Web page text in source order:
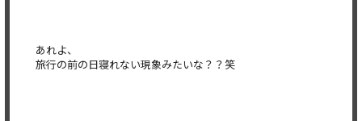
あれよ、
旅行の前の日寝れない現象みたいな？？笑